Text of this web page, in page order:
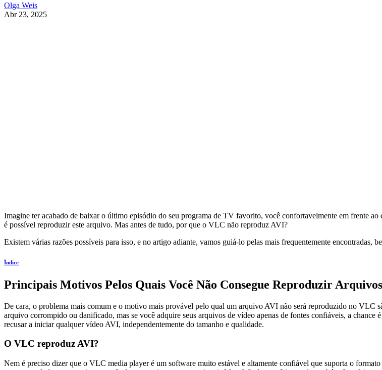
Olga Weis
Abr 23, 2025
Imagine ter acabado de baixar o último episódio do seu programa de TV favorito, você confortavelmente em frente
é possível reproduzir este arquivo. Mas antes de tudo, por que o VLC não reproduz AVI?
Existem várias razões possíveis para isso, e no artigo adiante, vamos guiá-lo pelas mais frequentemente encontradas,
Índice
Principais Motivos Pelos Quais Você Não Consegue Reproduzir
De cara, o problema mais comum e o motivo mais provável pelo qual um arquivo AVI não será reproduzido no VLC
arquivo corrompido ou danificado, mas se você adquire seus arquivos de vídeo apenas de fontes confiáveis, a chance
recusar a iniciar qualquer vídeo AVI, independentemente do tamanho e qualidade.
O VLC reproduz AVI?
Nem é preciso dizer que o VLC media player é um software muito estável e altamente confiável que suporta o